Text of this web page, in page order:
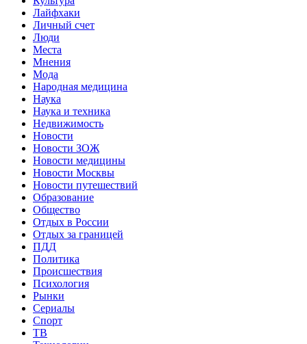
Лайфхаки
Личный счет
Люди
Места
Мнения
Мода
Народная медицина
Наука
Наука и техника
Недвижимость
Новости
Новости ЗОЖ
Новости медицины
Новости Москвы
Новости путешествий
Образование
Общество
Отдых в России
Отдых за границей
ПДД
Политика
Происшествия
Психология
Рынки
Сериалы
Спорт
ТВ